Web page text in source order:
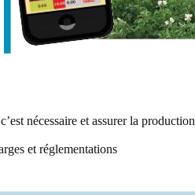
nécessaire et assurer la production
et réglementations